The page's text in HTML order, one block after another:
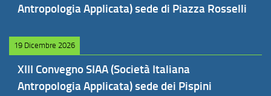
Antropologia Applicata) sede di Piazza Rosselli
19 Dicembre 2026
XIII Convegno SIAA (Società Italiana
Antropologia Applicata) sede dei Pispini